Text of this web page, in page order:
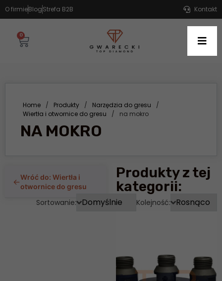
O firmieBlogStrefa B2B Kontakt
0
Home / Produkty / Narzędzia do gresu
/
Wiertła i otwornice do gresu
/ na mokro
NA MOKRO
←Wróć do: Wiertła i
otwornice do gresu
Produkty z tej
kategorii:
Sortowanie: Kolejność: